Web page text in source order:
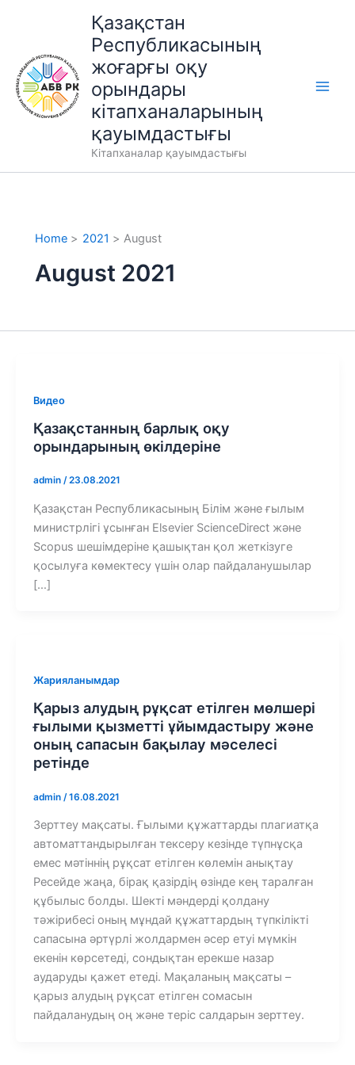
Қазақстан
Республикасының
жоғарғы оқу
орындары
кітапханаларының
қауымдастығы
Кітапханалар қауымдастығы
Home 2021 August
August 2021
Видео
Қазақстанның барлық оқу
орындарының өкілдеріне
admin /23.08.2021
Қазақстан Республикасының Білім және ғылым
министрлігі ұсынған Elsevier ScienceDirect және
Scopus шешімдеріне қашықтан қол жеткізуге
қосылуға көмектесу үшін олар пайдаланушылар
[…]
Жарияланымдар
Қарыз алудың рұқсат етілген мөлшері
ғылыми қызметті ұйымдастыру және
оның сапасын бақылау мәселесі
ретінде
admin /16.08.2021
Зерттеу мақсаты. Ғылыми құжаттарды плагиатқа
автоматтандырылған тексеру кезінде түпнұсқа
емес мәтіннің рұқсат етілген көлемін анықтау
Ресейде жаңа, бірақ қазірдің өзінде кең таралған
құбылыс болды. Шекті мәндерді қолдану
тәжірибесі оның мұндай құжаттардың түпкілікті
сапасына әртүрлі жолдармен әсер етуі мүмкін
екенін көрсетеді, сондықтан ерекше назар
аударуды қажет етеді. Мақаланың мақсаты –
қарыз алудың рұқсат етілген сомасын
пайдаланудың оң және теріс салдарын зерттеу.